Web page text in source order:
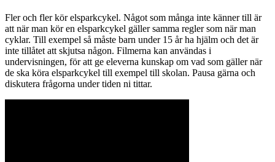
Fler och fler kör elsparkcykel. Något som många inte känner till är
att när man kör en elsparkcykel gäller samma regler som när man
cyklar. Till exempel så måste barn under 15 år ha hjälm och det är
inte tillåtet att skjutsa någon. Filmerna kan användas i
undervisningen, för att ge eleverna kunskap om vad som gäller när
de ska köra elsparkcykel till exempel till skolan. Pausa gärna och
diskutera frågorna under tiden ni tittar.